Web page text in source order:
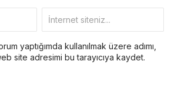
yaptığımda kullanılmak üzere adımı,
site adresimi bu tarayıcıya kaydet.